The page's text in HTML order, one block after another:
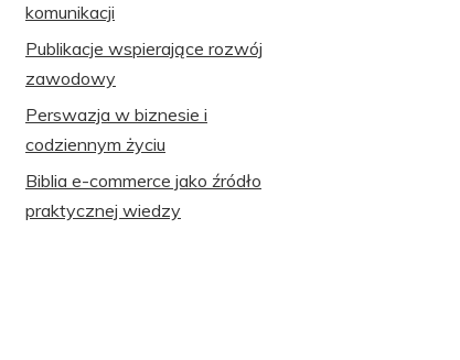
komunikacji
Publikacje wspierające rozwój
zawodowy
Perswazja w biznesie i
codziennym życiu
Biblia e-commerce jako źródło
praktycznej wiedzy